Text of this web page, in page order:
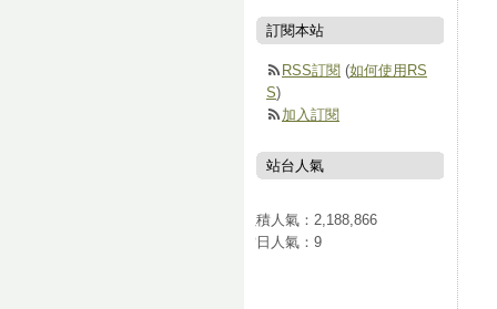
訂閱本站
RSS訂閱 (如何使用RS
S)
加入訂閱
站台人氣
累積人氣： 2,188,866
當日人氣： 9